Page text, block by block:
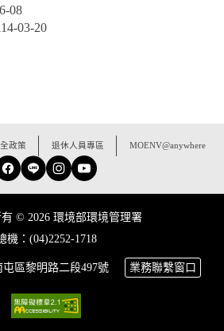
08
03-20
政策 退休人員專區 MOENV@anywhere
Facebook
LineInstagram
YouTube
© 2026 環境部環境管理署
機：(04)2252-1718
區黎明路二段497號 業務聯繫窗口